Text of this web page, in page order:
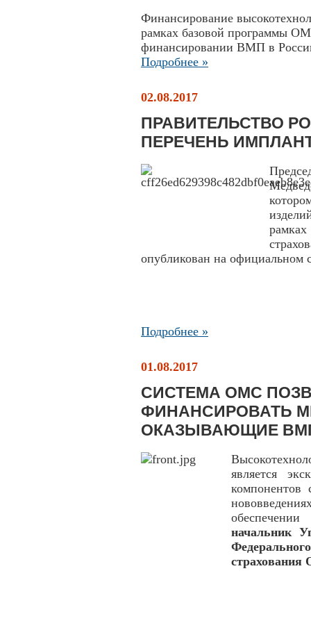
Финансирование
рамках базовой программы
финансировании ВМП в
Подробнее »
02.08.2017
ПРАВИТЕЛЬСТВО
ПЕРЕЧЕНЬ
опубликован на официальном
Подробнее »
01.08.2017
СИСТЕМА ОМС
ФИНАНСИРОВАТЬ
ОКАЗЫВАЮЩИЕ
является
компонентов
начальник
страхования